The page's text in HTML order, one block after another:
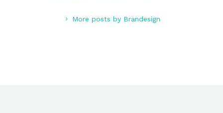
More posts by Brandesign